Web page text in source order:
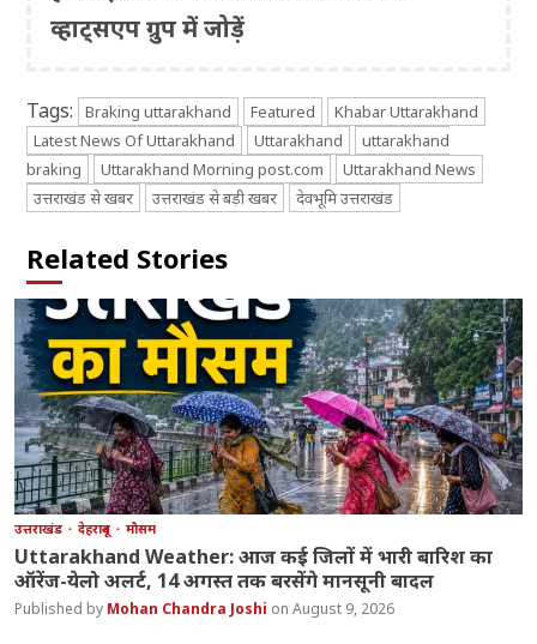
व्हाट्सएप ग्रुप में जोड़ें
Tags: Braking uttarakhand Featured
Khabar Uttarakhand
Latest News Of Uttarakhand
Uttarakhand
uttarakhand
braking
Uttarakhand Morning post.com
Uttarakhand News
उत्तराखंड से खबर
उत्तराखंड से बड़ी खबर देवभूमि उत्तराखंड
Related Stories
उत्तराखंड देहरादून मौसम
Uttarakhand Weather: आज कई जिलों में भारी बारिश का
ऑरेंज-येलो अलर्ट, 14 अगस्त तक बरसेंगे मानसूनी बादल
Mohan Chandra Joshi August 9, 2026